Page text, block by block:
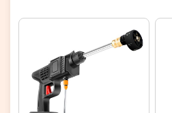
豐富配件 一機多用
集塵+濕拖+洗地 潔淨更升級
滾刷自清潔 髒污不沾手